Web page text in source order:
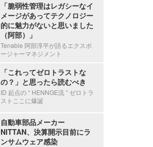
「脆弱性管理はレガシーなイ
メージがあってテクノロジー
的に魅力がないと思いました
（阿部）」
Tenable 阿部淳平が語るエクスポ
ージャーマネジメント
「これってゼロトラストな
の？」と思ったら読むべき
ID 起点の “ HENNGE流 ” ゼロトラ
ストここに爆誕
自動車部品メーカー
NITTAN、決算開示目前にラ
ンサムウェア感染